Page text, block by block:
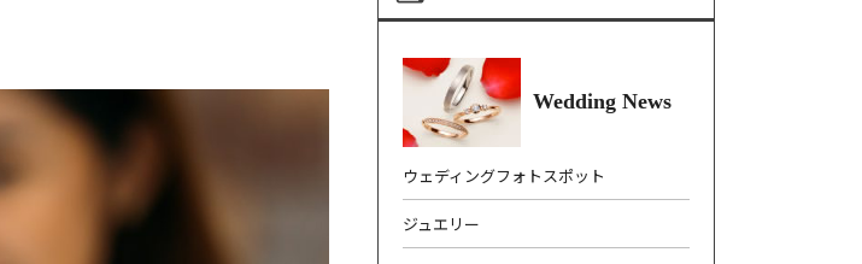
ブログ・お客様の声
カタログ請求
Wedding News
ウェディングフォトスポット
ジュエリー